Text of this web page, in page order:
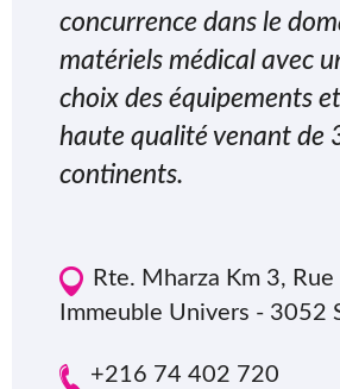
concurrence dans le
matériels médical avec
choix des équipements
haute qualité venant de
continents.
Rte. Mharza Km 3,
Immeuble Univers - 3052
+216 74 402 720